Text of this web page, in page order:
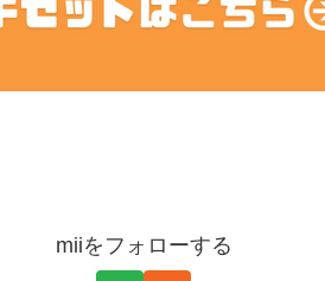
miiをフォローする